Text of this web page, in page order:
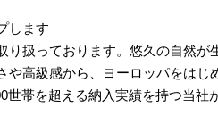
します
扱っております。悠久の自然
や高級感から、ヨーロッパをは
帯を超える納入実績を持つ当社